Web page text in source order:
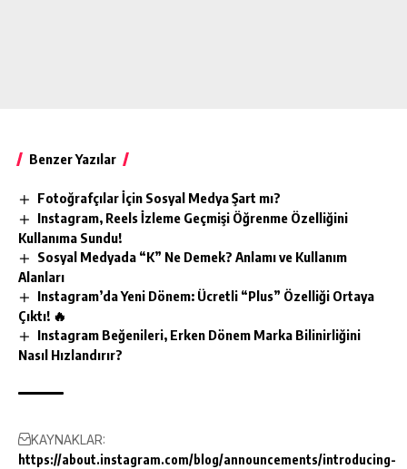
Benzer Yazılar
Fotoğrafçılar İçin Sosyal Medya Şart mı?
Instagram, Reels İzleme Geçmişi Öğrenme Özelliğini
Kullanıma Sundu!
Sosyal Medyada “K” Ne Demek? Anlamı ve Kullanım
Alanları
Instagram’da Yeni Dönem: Ücretli “Plus” Özelliği Ortaya
Çıktı! 🔥
Instagram Beğenileri, Erken Dönem Marka Bilinirliğini
Nasıl Hızlandırır?
KAYNAKLAR:
https://about.instagram.com/blog/announcements/introducing-